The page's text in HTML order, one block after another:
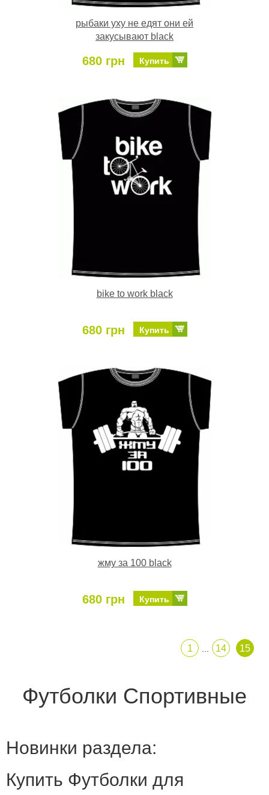
рыбаки уху не едят они ей
закусывают black
680 грн Купить
bike to work black
680 грн Купить
жму за 100 black
680 грн Купить
1 14 15
Футболки Спортивные
Новинки раздела:
Купить Футболки для